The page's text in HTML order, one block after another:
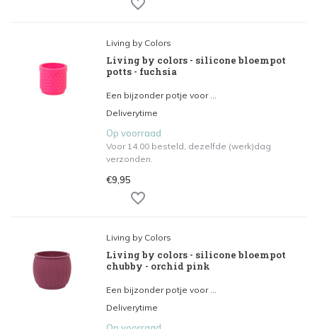
Living by Colors
Living by colors - silicone bloempot
potts - fuchsia
Een bijzonder potje voor ...
Deliverytime
Op voorraad
Voor 14.00 besteld, dezelfde (werk)dag
verzonden.
€9,95
Living by Colors
Living by colors - silicone bloempot
chubby - orchid pink
Een bijzonder potje voor ...
Deliverytime